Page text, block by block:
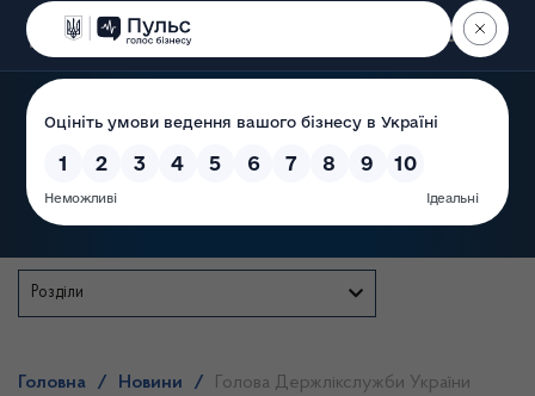
Пошук
Розділи
Головна / Новини /
Голова Держлікслужби України